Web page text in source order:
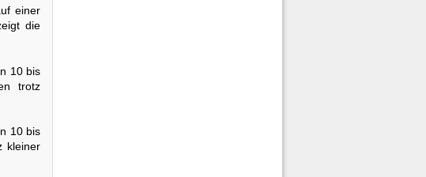
einer
die
10 bis
trotz
10 bis
kleiner